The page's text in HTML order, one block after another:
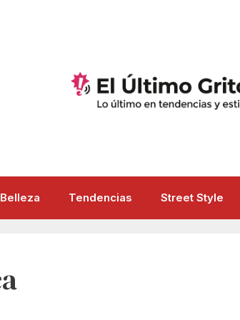
Belleza Tendencias Street Style